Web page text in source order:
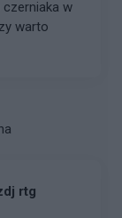
w
warto
rtg